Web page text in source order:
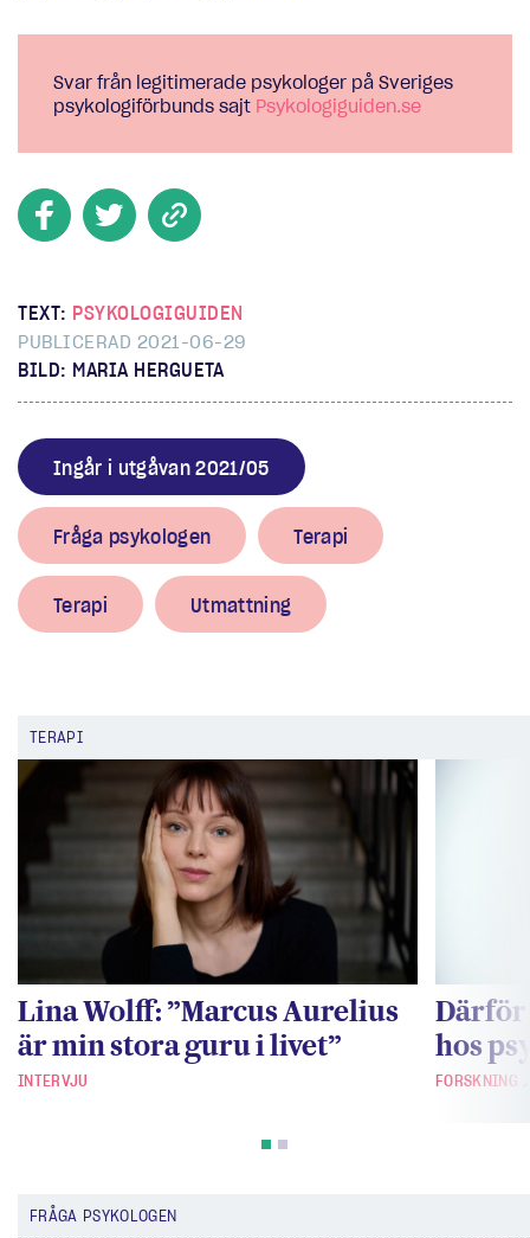
Svar från legitimerade psykologer på Sveriges
psykologiförbunds sajt Psykologiguiden.se
TEXT: PSYKOLOGIGUIDEN
PUBLICERAD 2021-06-29
BILD: MARIA HERGUETA
Ingår i utgåvan 2021/05
Fråga psykologen Terapi
Terapi Utmattning
TERAPI
Lina Wolff: ”Marcus Aurelius
är min stora guru i livet”
INTERVJU
hos
FORSKNING
FRÅGA PSYKOLOGEN